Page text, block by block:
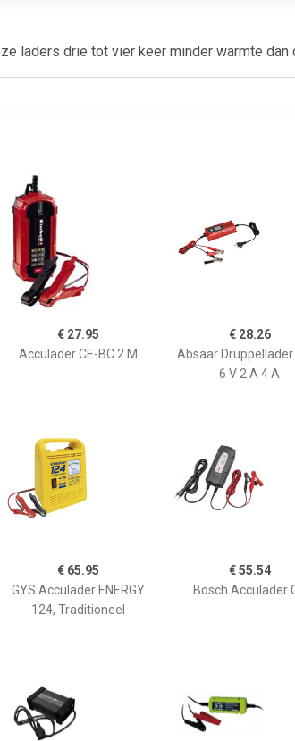
laders drie tot vier keer minder warmte dan
€ 27.95
Acculader CE-BC 2 M
€ 28.26
Absaar Druppellader
6 V 2 A 4 A
€ 65.95
GYS Acculader ENERGY
124, Traditioneel
€ 55.54
Bosch Acculader